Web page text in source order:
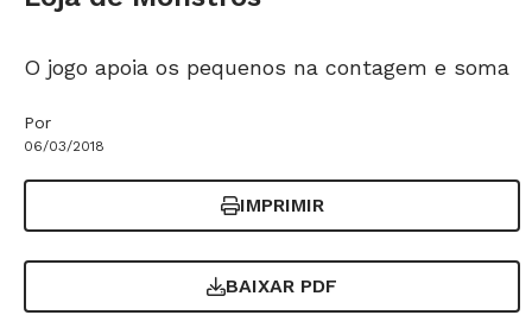
O jogo apoia os pequenos na contagem e soma
Por
06/03/2018
IMPRIMIR
BAIXAR PDF